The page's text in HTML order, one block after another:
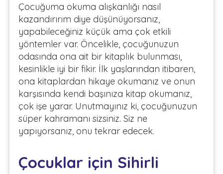
Çocuğuma okuma alışkanlığı nasıl
kazandırırım diye düşünüyorsanız,
yapabileceğiniz küçük ama çok etkili
yöntemler var. Öncelikle, çocuğunuzun
odasında ona ait bir kitaplık bulunması,
kesinlikle iyi bir fikir. İlk yaşlarından itibaren,
ona kitaplardan hikaye okumanız ve onun
karşısında kendi başınıza kitap okumanız,
çok işe yarar. Unutmayınız ki, çocuğunuzun
süper kahramanı sizsiniz. Siz ne
yapıyorsanız, onu tekrar edecek.
Çocuklar için Sihirli